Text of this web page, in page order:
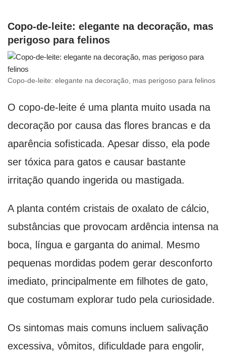
Copo-de-leite: elegante na decoração, mas
perigoso para felinos
Copo-de-leite: elegante na decoração, mas perigoso para felinos
O copo-de-leite é uma planta muito usada na
decoração por causa das flores brancas e da
aparência sofisticada. Apesar disso, ela pode
ser tóxica para gatos e causar bastante
irritação quando ingerida ou mastigada.
A planta contém cristais de oxalato de cálcio,
substâncias que provocam ardência intensa na
boca, língua e garganta do animal. Mesmo
pequenas mordidas podem gerar desconforto
imediato, principalmente em filhotes de gato,
que costumam explorar tudo pela curiosidade.
Os sintomas mais comuns incluem salivação
excessiva, vômitos, dificuldade para engolir,